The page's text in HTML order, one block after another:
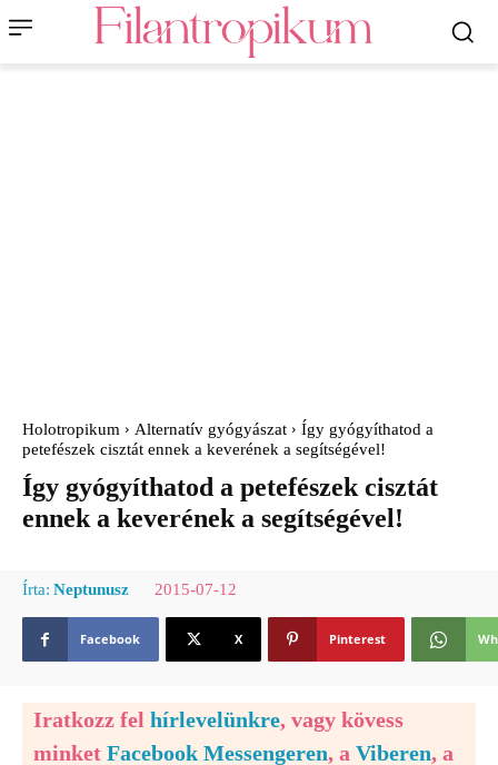
Holotropikum Alternatív gyógyászat
Így gyógyíthatod a
petefészek cisztát ennek a keverének a segítségével!
Így gyógyíthatod a petefészek cisztát
ennek a keverének a segítségével!
Írta: Neptunusz 2015-07-12
Facebook X Pinterest
Iratkozz fel hírlevelünkre, vagy kövess
minket Facebook Messengeren, a Viberen, a